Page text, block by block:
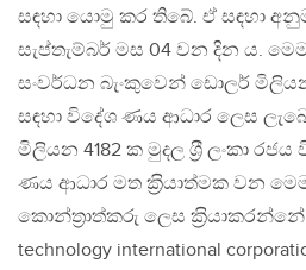
සඳහා යොමු කර තිබේ. ඒ සඳහා
සැප්තැම්බර් මස 04 වන දින ය.
සංවර්ධන බැංකුවෙන් ඩොලර් මිලියන
සඳහා විදේශ ණය ආධාර ලෙස
මිලියන 4182 ක මුදල ශ‍්‍රී ලංකා
ණය ආධාර මත ක‍්‍රියාත්මක වන
කොන්ත‍්‍රාත්කරු ලෙස ක‍්‍රියාකරන්නේ
technology international